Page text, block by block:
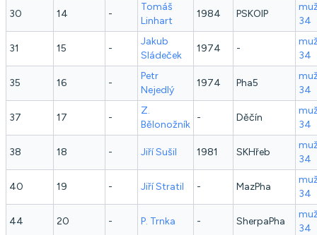
30 14 -
Tomáš
Linhart
1984 PSKOlP
34
31 15 -
Jakub
Sládeček
1974 -
34
35 16 -
Petr
Nejedlý
1974 Pha5
34
37 17 -
Z.
Bělonožník
- Děčín
34
38 18 - JiříSušil 1981 SKHřeb
34
40 19 - JiříStratil - MazPha
34
44 20 - P. Trnka - SherpaPha
34